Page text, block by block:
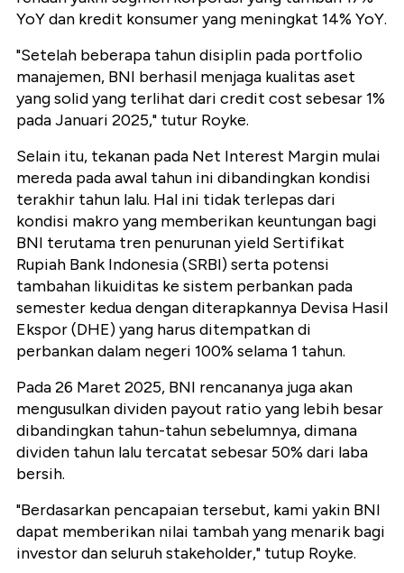
YoY dan kredit konsumer yang meningkat 14% YoY.
"Setelah beberapa tahun disiplin pada portfolio
manajemen, BNI berhasil menjaga kualitas aset
yang solid yang terlihat dari credit cost sebesar 1%
pada Januari 2025," tutur Royke.
Selain itu, tekanan pada Net Interest Margin mulai
mereda pada awal tahun ini dibandingkan kondisi
terakhir tahun lalu. Hal ini tidak terlepas dari
kondisi makro yang memberikan keuntungan bagi
BNI terutama tren penurunan yield Sertifikat
Rupiah Bank Indonesia (SRBI) serta potensi
tambahan likuiditas ke sistem perbankan pada
semester kedua dengan diterapkannya Devisa Hasil
Ekspor (DHE) yang harus ditempatkan di
perbankan dalam negeri 100% selama 1 tahun.
Pada 26 Maret 2025, BNI rencananya juga akan
mengusulkan dividen payout ratio yang lebih besar
dibandingkan tahun-tahun sebelumnya, dimana
dividen tahun lalu tercatat sebesar 50% dari laba
bersih.
"Berdasarkan pencapaian tersebut, kami yakin BNI
dapat memberikan nilai tambah yang menarik bagi
investor dan seluruh stakeholder," tutup Royke.